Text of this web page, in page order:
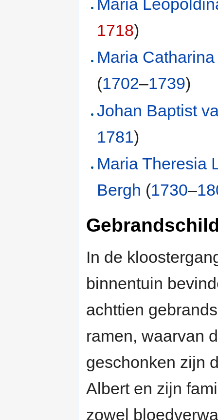
Maria
1718)
Maria
(1702–1739)
Johan Baptist
1781)
Maria Theresia
Bergh (1730–
In de
binnentuin
achttien
ramen, waarvan
geschonken zijn
Albert en zijn
zowel